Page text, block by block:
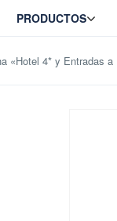
PRODUCTOS
«Hotel 4* y Entradas